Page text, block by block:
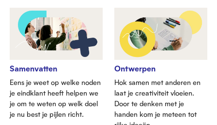
Samenvatten
Eens je weet op welke noden
je eindklant heeft helpen we
je om te weten op welk doel
je nu best je pijlen richt.
Ontwerpen
Hok samen met anderen en
laat je creativiteit vloeien.
Door te denken met je
handen kom je meteen tot